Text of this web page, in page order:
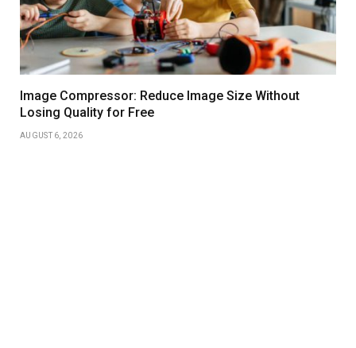
Image Compressor: Reduce Image Size Without
Losing Quality for Free
AUGUST 6, 2026